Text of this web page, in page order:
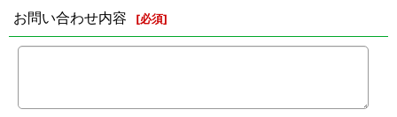
お問い合わせ内容 [必須]